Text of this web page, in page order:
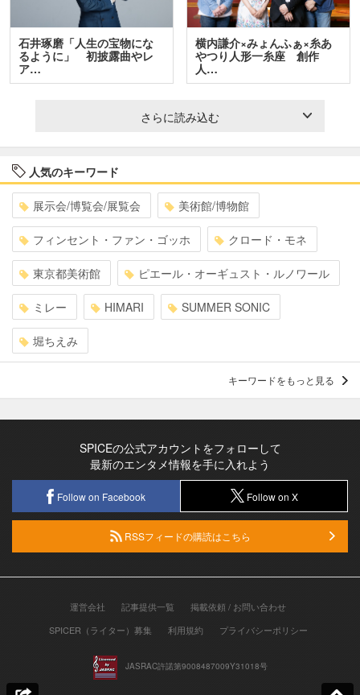
石井琢磨「人生の宝物にな
るように」 初披露曲やレ
ア…
横内謙介×みょんふぁ×糸あ
やつり人形一糸座 創作
人…
さらに読み込む
人気のキーワード
展示会/博覧会/展覧会 美術館/博物館
フィンセント・ファン・ゴッホ クロード・モネ
東京都美術館 ピエール・オーギュスト・ルノワール
ミレー HIMARI SUMMER SONIC
堀ちえみ
キーワードをもっと見る
SPICEの公式アカウントをフォローして
最新のエンタメ情報を手に入れよう
Follow on Facebook Follow on X
RSSフィードの購読はこちら
運営会社 記事提供一覧
掲載依頼 / お問い合わせ
SPICER（ライター）募集
利用規約 プライバシーポリシー
JASRAC許諾第9008487009Y31018号